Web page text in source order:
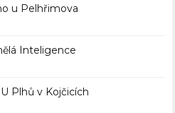
u Pelhřimova
Inteligence
Plhů v Kojčicích